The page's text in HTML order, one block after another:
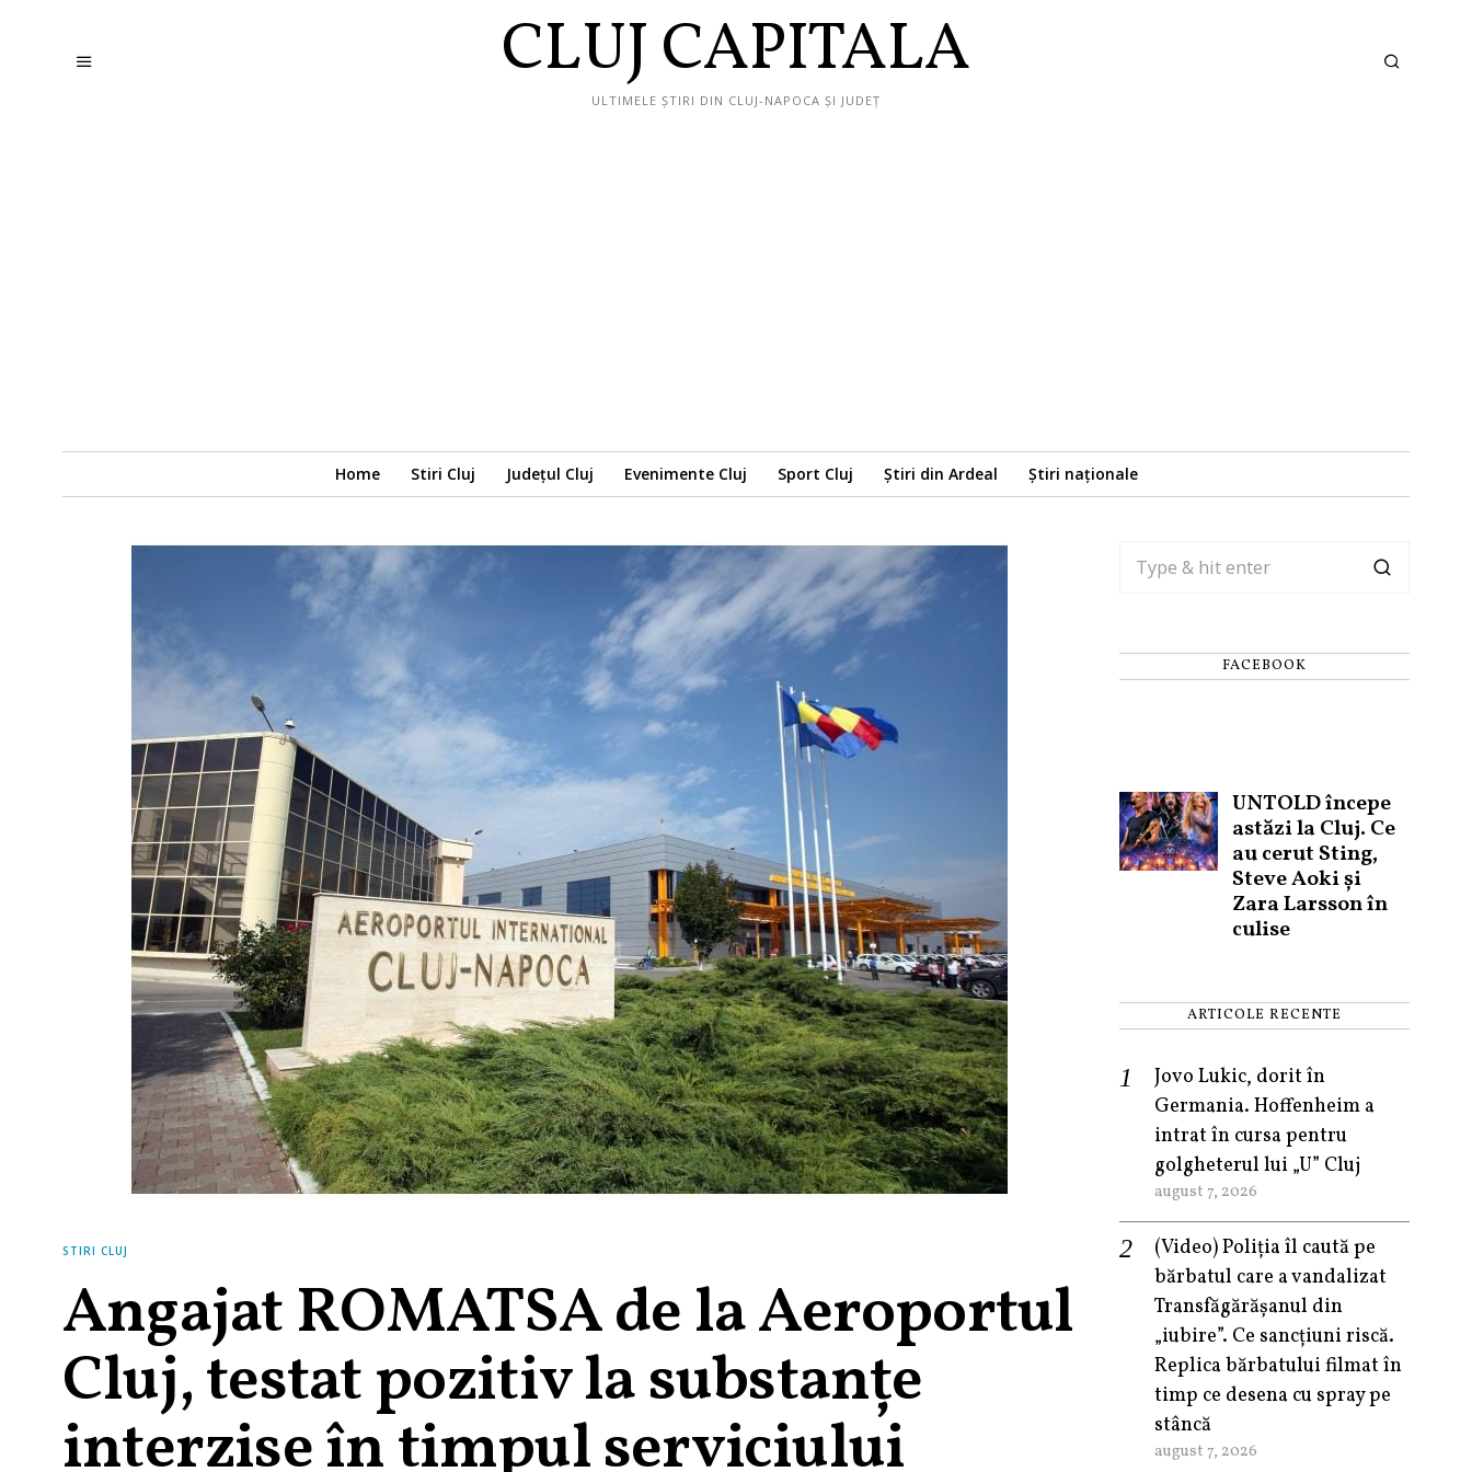
CLUJ CAPITALA
ULTIMELE ȘTIRI DIN CLUJ-NAPOCA ȘI JUDEȚ
Home Stiri Cluj Județul Cluj Evenimente Cluj Sport Cluj Știri din Ardeal Știri naționale
STIRI CLUJ
Angajat ROMATSA de la Aeroportul
Cluj, testat pozitiv la substanțe
interzise în timpul serviciului
FACEBOOK
UNTOLD începe
astăzi la Cluj. Ce
au cerut Sting,
Steve Aoki și
Zara Larsson în
culise
ARTICOLE RECENTE
Jovo Lukic, dorit în
Germania. Hoffenheim a
intrat în cursa pentru
golgheterul lui „U” Cluj
august 7, 2026
(Video) Poliția îl caută pe
bărbatul care a vandalizat
Transfăgărășanul din
„iubire”. Ce sancțiuni riscă.
Replica bărbatului filmat în
timp ce desena cu spray pe
stâncă
august 7, 2026